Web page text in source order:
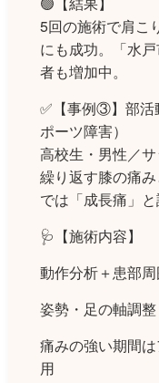
5回の施術で肩こ
にも成功。「水
者も増加中。
✅【事例③】部活
ポーツ障害）
高校生・男性／
繰り返す膝の痛
では「成長痛」
🩺【施術内容】
動作分析＋患部
姿勢・足の軸調
痛みの強い期間
用